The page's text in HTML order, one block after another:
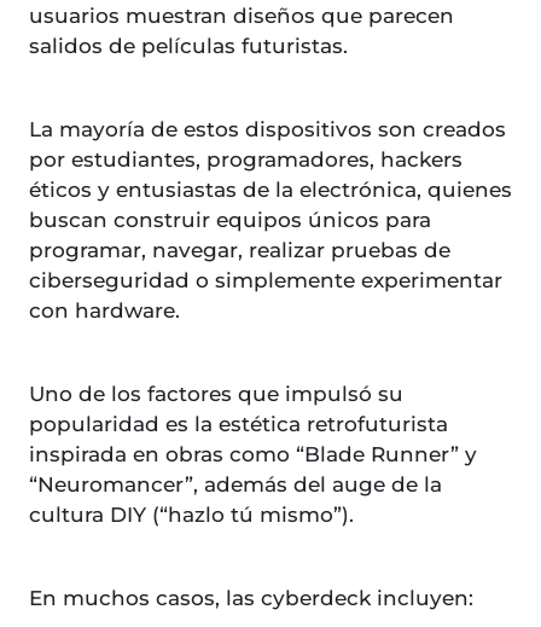
usuarios muestran diseños que parecen
salidos de películas futuristas.
La mayoría de estos dispositivos son creados
por estudiantes, programadores, hackers
éticos y entusiastas de la electrónica, quienes
buscan construir equipos únicos para
programar, navegar, realizar pruebas de
ciberseguridad o simplemente experimentar
con hardware.
Uno de los factores que impulsó su
popularidad es la estética retrofuturista
inspirada en obras como “Blade Runner” y
“Neuromancer”, además del auge de la
cultura DIY (“hazlo tú mismo”).
En muchos casos, las cyberdeck incluyen: